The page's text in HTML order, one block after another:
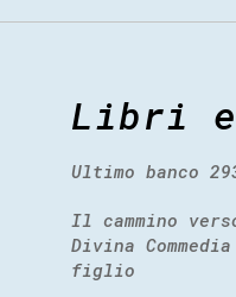
Libri
Ultimo banco
Il cammino
Divina
figlio